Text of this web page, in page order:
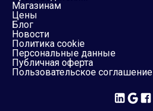
Магазинам
Цены
Блог
Новости
Политика cookie
Персональные данные
Публичная оферта
Пользовательское соглашение